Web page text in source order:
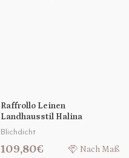
Raffrollo Leinen
Landhausstil Halina
Blichdicht
109,80€ Nach Maß